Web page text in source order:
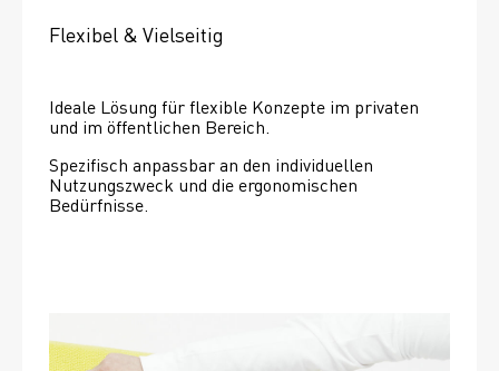
Flexibel & Vielseitig
Ideale Lösung für flexible Konzepte im privaten
und im öffentlichen Bereich.
Spezifisch anpassbar an den individuellen
Nutzungszweck und die ergonomischen
Bedürfnisse.